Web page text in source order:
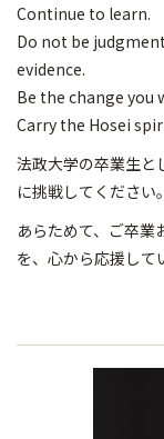
Continue to learn.
Do not be
evidence.
Be the change you
Carry the Hosei
法政大学の卒業生と
に挑戦してください
あらためて、ご卒業
を、心から応援して